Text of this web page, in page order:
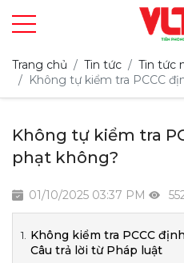
Trang chủ Tin tức
Tin tức
Không tự kiểm tra PCCC
Không tự kiểm tra
phạt không?
01/10/2025 03:37 PM
Không kiểm tra PCCC
Câu trả lời từ Pháp luật